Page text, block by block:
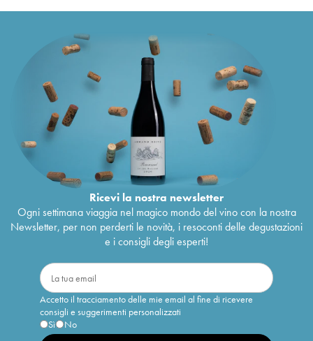
Ricevi la nostra newsletter
Ogni settimana viaggia nel magico mondo del vino con la nostra
Newsletter, per non perderti le novità, i resoconti delle degustazioni
e i consigli degli esperti!
Accetto il tracciamento delle mie email al fine di ricevere
consigli e suggerimenti personalizzati
Sì
No